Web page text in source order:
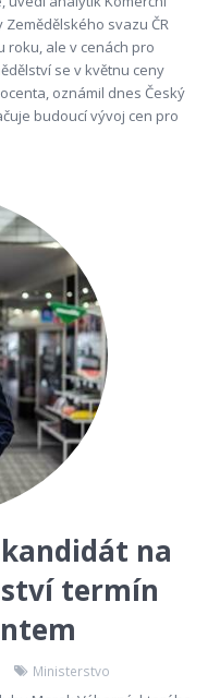
svazu ČR
roku, ale v cenách pro
se v květnu ceny
oznámil dnes Český
budoucí vývoj cen pro
na
termín
Ministerstvo